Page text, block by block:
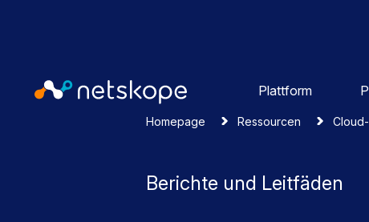
Plattform
Homepage Ressourcen
Berichte und Leitfäden